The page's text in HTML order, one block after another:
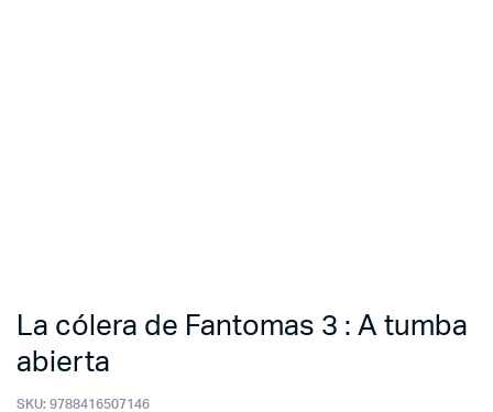
La cólera de Fantomas 3 : A tumba
abierta
SKU: 9788416507146